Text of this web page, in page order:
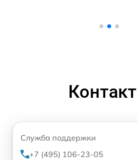
Служба поддержки
+7 (495) 106-23-05